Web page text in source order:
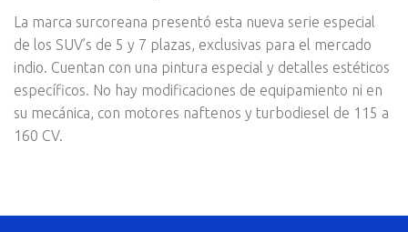
La marca surcoreana presentó esta nueva serie especial
de los SUV’s de 5 y 7 plazas, exclusivas para el mercado
indio. Cuentan con una pintura especial y detalles estéticos
específicos. No hay modificaciones de equipamiento ni en
su mecánica, con motores naftenos y turbodiesel de 115 a
160 CV.